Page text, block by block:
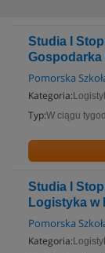
Studia I
Pomorska
Kategoria:
Typ:W ciągu
Studia I
Logistyka w
Pomorska
Kategoria: